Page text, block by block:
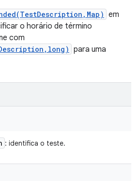
em
o horário de término
com
para uma
: identifica o teste.